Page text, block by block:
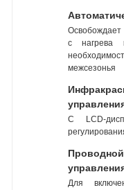
Освобождает
с нагрева
межсезонья
С LCD-
Проводной
Для